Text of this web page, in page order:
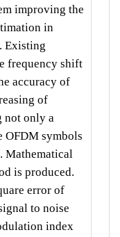
improving the
in
Existing
frequency shift
accuracy of
of
not only a
OFDM symbols
Mathematical
is produced.
error of
to noise
index